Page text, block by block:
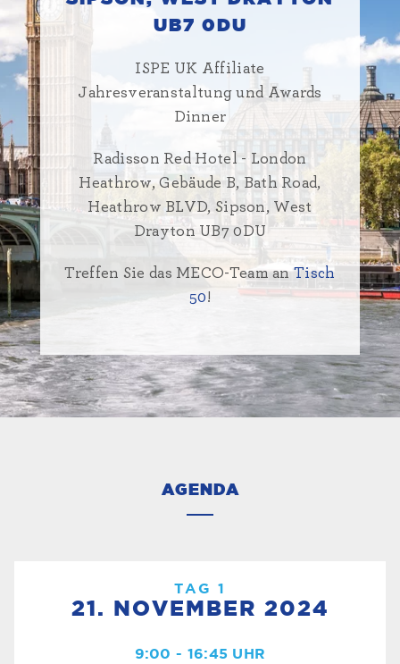
UB7 0DU
ISPE UK Affiliate
Jahresveranstaltung und Awards
Dinner
Radisson Red Hotel - London
Heathrow, Gebäude B, Bath Road,
Heathrow BLVD, Sipson, West
Drayton UB7 0DU
Treffen Sie das MECO-Team anTisch
50!
AGENDA
TAG 1
21. NOVEMBER 2024
9:00 - 16:45 UHR